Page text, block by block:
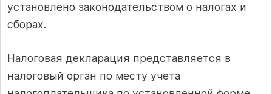
установлено законодательством о налогах и
сборах.
Налоговая декларация представляется в
налоговый орган по месту учета